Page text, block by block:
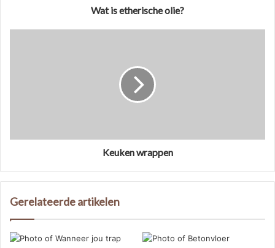
Wat is etherische olie?
Keuken wrappen
Gerelateerde artikelen